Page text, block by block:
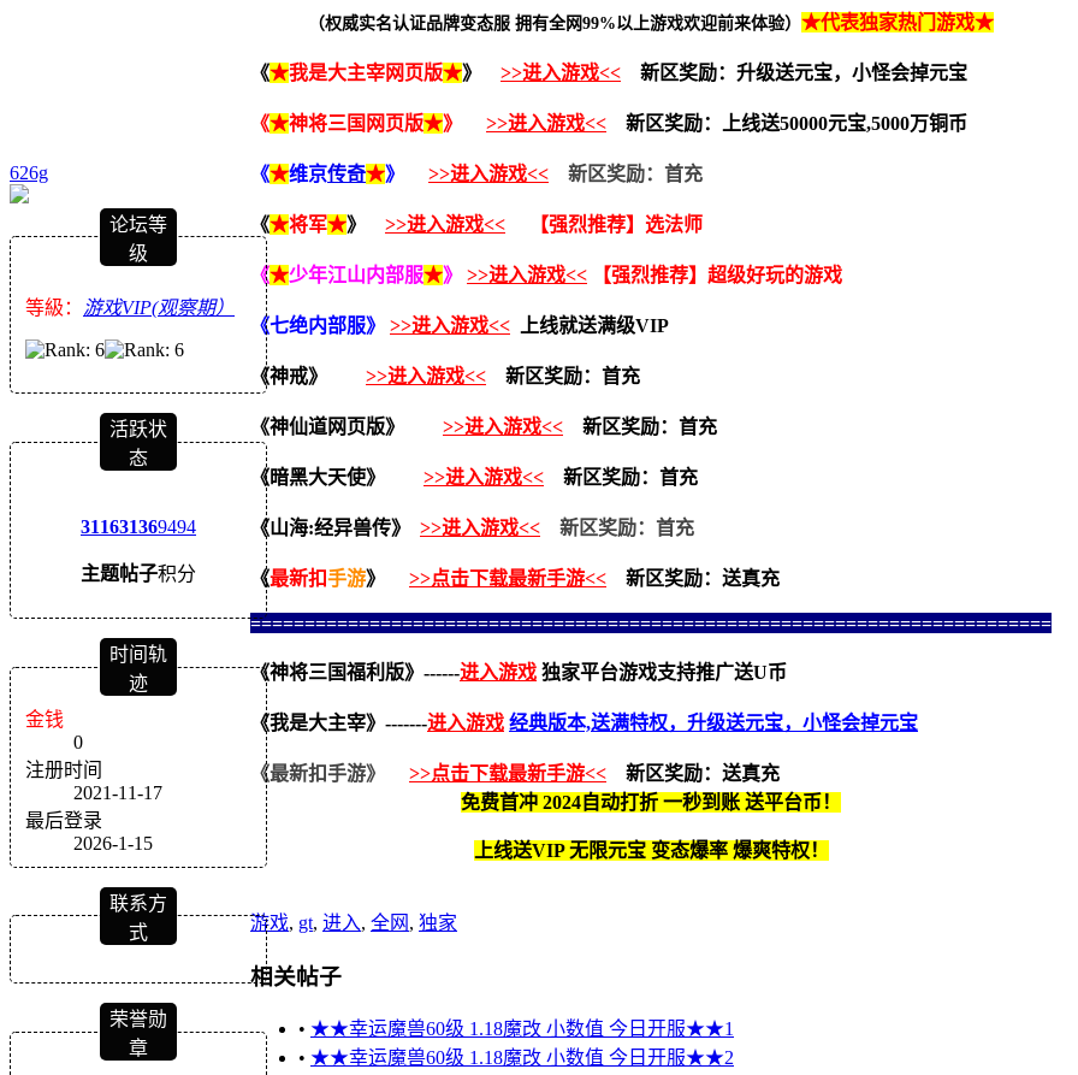
626g
论坛等
级
等級： 游戏VIP(观察期）
活跃状
态
3116
主题
3136
帖子
9494
积分
时间轨
迹
金钱
0
注册时间
2021-11-17
最后登录
2026-1-15
联系方
式
荣誉勋
章
（权威实名认证品牌变态服 拥有全网99%以上游戏欢迎前来体验） ★代表独家热门游戏★
《★我是大主宰网页版★》 >>进入游戏<< 新区奖励： 升级送元宝，小怪会掉元宝
《★神将三国网页版★》 >>进入游戏<< 新区奖励：上线送50000元宝,5000万铜币
《★维京传奇★》 >>进入游戏<< 新区奖励：首充
《★将军★》 >>进入游戏<< 【强烈推荐】选法师
《★少年江山内部服★》 >>进入游戏<< 【强烈推荐】超级好玩的游戏
《七绝内部服》 >>进入游戏<< 上线就送满级VIP
《神戒》 >>进入游戏<< 新区奖励：首充
《神仙道网页版》 >>进入游戏<< 新区奖励：首充
《暗黑大天使》 >>进入游戏<< 新区奖励：首充
《山海:经异兽传》 >>进入游戏<< 新区奖励：首充
《最新扣手游》 >>点击下载最新手游<< 新区奖励：送真充
==========================================================================
《神将三国福利版》------进入游戏 独家平台游戏支持推广送U币
《我是大主宰》 -------进入游戏 经典版本,送满特权，升级送元宝，小怪会掉元宝
《最新扣手游》 >>点击下载最新手游<< 新区奖励：送真充
免费首冲 2024自动打折 一秒到账 送平台币！
上线送VIP 无限元宝 变态爆率 爆爽特权！
游戏, gt, 进入, 全网 , 独家
相关帖子
• ★★幸运魔兽60级 1.18魔改 小数值 今日开服★★1
• ★★幸运魔兽60级 1.18魔改 小数值 今日开服★★2